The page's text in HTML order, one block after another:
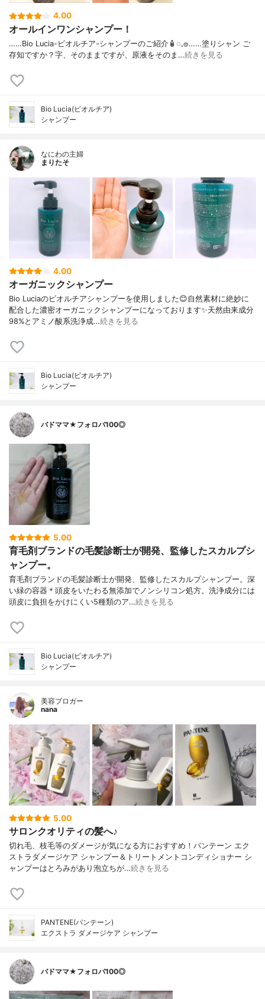
4.00
オールインワンシャンプー！
……⁡Bio Lucia⁡⁡-ビオルチア-⁡⁡シャンプー⁡⁡のご紹介🧴‎◌𓈒𓐍⁡……⁡⁡⁡⁡塗りシャン ご
存知ですか？⁡⁡⁡⁡字、そのままですが、⁡原液をそのま…続きを見る
Bio Lucia(ビオルチア)
シャンプー
なにわの主婦
まりたそ
4.00
オーガニックシャンプー
Bio Luciaのビオルチアシャンプーを使用しました😊自然素材に絶妙に
配合した濃密オーガニックシャンプーになっております✨天然由来成分
98%とアミノ酸系洗浄成…続きを見る
Bio Lucia(ビオルチア)
シャンプー
バドママ★フォロバ100◎
5.00
育毛剤ブランドの毛髪診断士が開発、監修したスカルプシ
ャンプー。
育毛剤ブランドの毛髪診断士が開発、監修したスカルプシャンプー。深
い緑の容器＊頭皮をいたわる無添加でノンシリコン処方。洗浄成分には
頭皮に負担をかけにくい5種類のア…続きを見る
Bio Lucia(ビオルチア)
シャンプー
美容ブロガー
nana
5.00
サロンクオリティの髪へ♪
切れ毛、枝毛等のダメージが気になる方におすすめ！パンテーン エク
ストラダメージケア シャンプー＆トリートメントコンディショナー シ
ャンプーはとろみがあり泡立ちが…続きを見る
PANTENE(パンテーン)
エクストラ ダメージケア シャンプー
バドママ★フォロバ100◎